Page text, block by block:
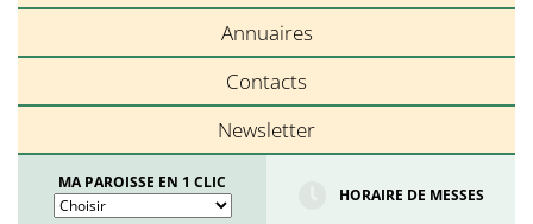
Annuaires
Contacts
Newsletter
MA PAROISSE EN 1 CLIC
HORAIRE DE MESSES